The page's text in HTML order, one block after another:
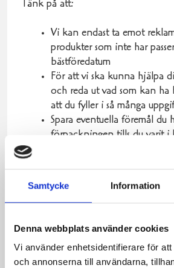
Samtycke Information
Denna webbplats använder cookies
Vi använder enhetsidentifierare för
och annonserna till användarna,
Tänk på att:
Vi kan endast ta emot
produkter som inte har
bästföredatum
För att vi ska kunna hjälpa
och reda ut vad som kan ha
att du fyller i så många
Spara eventuella föremål du
förpackningen tills du varit i
och fått instruktioner om